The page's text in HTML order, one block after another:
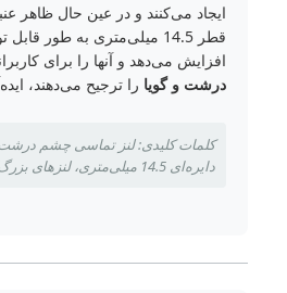
ایجاد می‌کنند و در عین حال ظاهر
قطر 14.5 میلی‌متری به طور
افزایش می‌دهد و آنها را برای
درشت و گویا را ترجیح می‌دهند،
کلمات کلیدی: لنز تماسی چشم
دایره‌ای 14.5 میلی‌متری، لنزهای بزرگ‌کننده چشم